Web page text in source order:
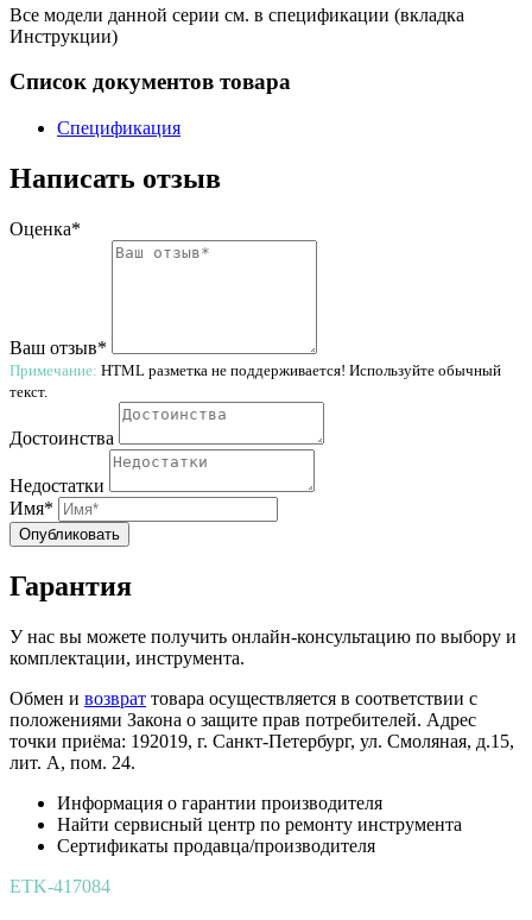
Все модели данной серии см. в спецификации (вкладка
Инструкции)
Список документов товара
Спецификация
Написать отзыв
Оценка*
Ваш отзыв*
Примечание: HTML разметка не поддерживается! Используйте обычный
текст.
Достоинства
Недостатки
Имя*
Опубликовать
Гарантия
У нас вы можете получить онлайн-консультацию по выбору и
комплектации, инструмента.
Обмен и возврат товара осуществляется в соответствии с
положениями Закона о защите прав потребителей. Адрес
точки приёма: 192019, г. Санкт-Петербург, ул. Смоляная, д.15,
лит. А, пом. 24.
Информация о гарантии производителя
Найти сервисный центр по ремонту инструмента
Сертификаты продавца/производителя
ETK-417084